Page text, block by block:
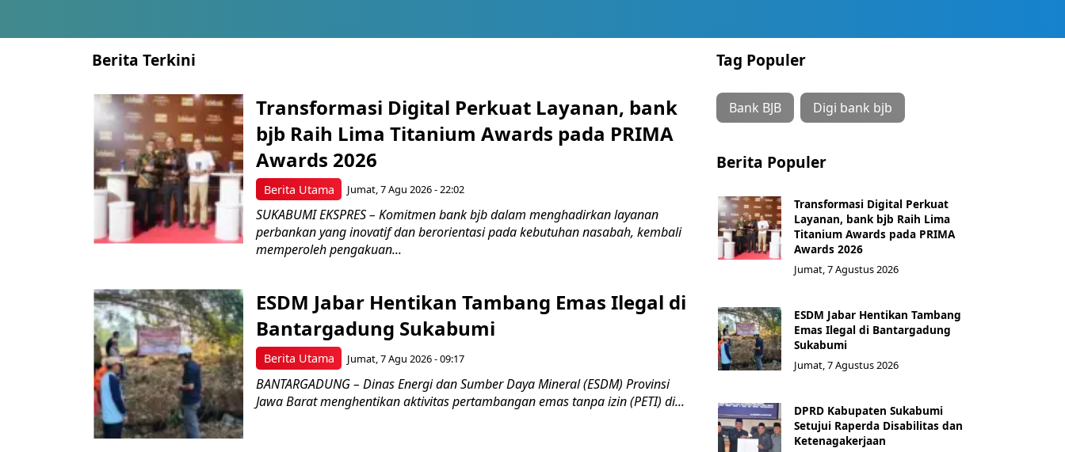
Berita Terkini
Berita Utama
Transformasi Digital Perkuat Layanan, bank
bjb Raih Lima Titanium Awards pada PRIMA
Awards 2026
Jumat, 7 Agu 2026 - 22:02
SUKABUMI EKSPRES – Komitmen bank bjb dalam menghadirkan layanan
perbankan yang inovatif dan berorientasi pada kebutuhan nasabah, kembali
memperoleh pengakuan...
Berita Utama
ESDM Jabar Hentikan Tambang Emas Ilegal di
Bantargadung Sukabumi
Jumat, 7 Agu 2026 - 09:17
BANTARGADUNG – Dinas Energi dan Sumber Daya Mineral (ESDM) Provinsi
Jawa Barat menghentikan aktivitas pertambangan emas tanpa izin (PETI) di...
Tag Populer
Bank BJB Digi bank bjb
Berita Populer
Transformasi Digital Perkuat
Layanan, bank bjb Raih Lima
Titanium Awards pada PRIMA
Awards 2026
Jumat, 7 Agustus 2026
ESDM Jabar Hentikan Tambang
Emas Ilegal di Bantargadung
Sukabumi
Jumat, 7 Agustus 2026
DPRD Kabupaten Sukabumi
Setujui Raperda Disabilitas dan
Ketenagakerjaan